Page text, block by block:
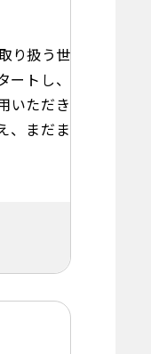
り扱う世
トし、
いただき
、まだま